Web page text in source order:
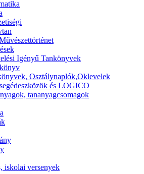
Igényű Tankönyvek
Osztálynaplók,Oklevelek
és LOGICO
tananyagcsomagok
iskolai versenyek